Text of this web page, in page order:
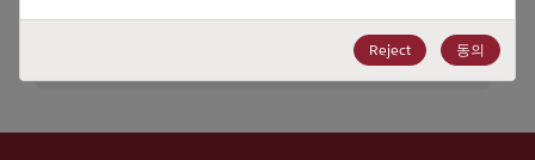
Reject 동의